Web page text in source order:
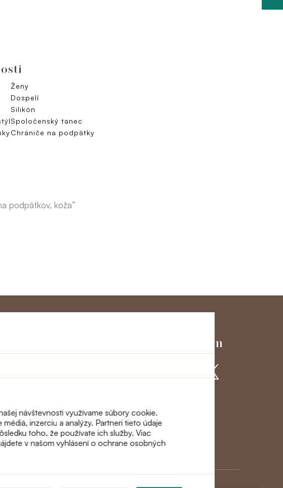
návštevnosti využívame súbory cookie.
inzerciu a analýzy. Partneri tieto údaje
toho, že používate ich služby. Viac
v našom vyhlásení o ochrane osobných
Ženy
Dospelí
Silikón
Spoločenský tanec
Chrániče na podpätky
podpätkov, koža”
Kontakt
odstúpenie
Mapa stránok
Fitting
Pridajte sa k nám